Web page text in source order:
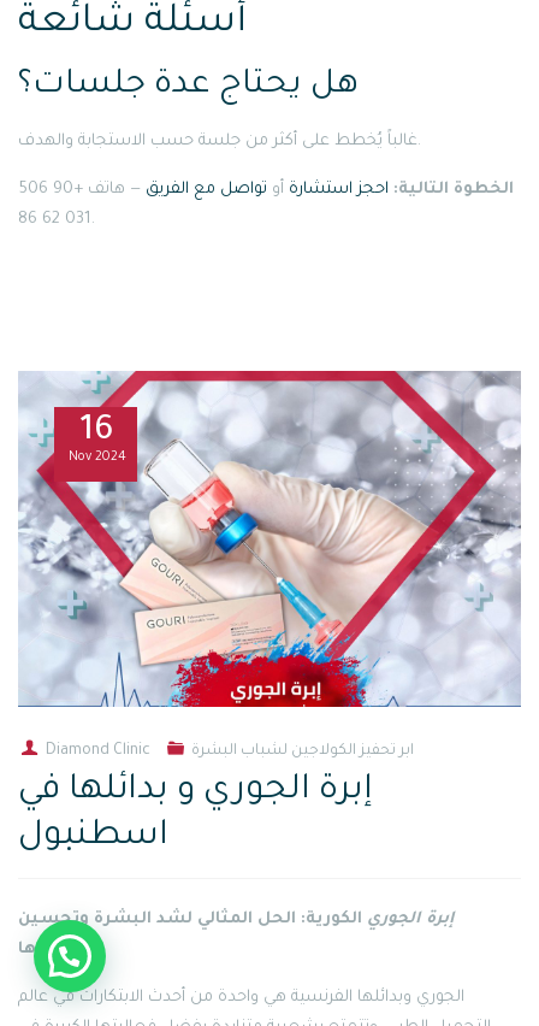
أسئلة شائعة
هل يحتاج عدة جلسات؟
غالباً يُخطط على أكثر من جلسة حسب الاستجابة والهدف.
الخطوة التالية: احجز استشارة أو تواصل مع الفريق
— هاتف +90 506
031 62 86.
16
Nov 2024
Diamond Clinic ابر تحفيز الكولاجين لشباب البشرة
إبرة الجوري و بدائلها في
اسطنبول
إبرة الجوري الكورية: الحل المثالي لشد البشرة وتحسين
مظهرها
الجوري وبدائلها الفرنسية هي واحدة من أحدث الابتكارات في عالم